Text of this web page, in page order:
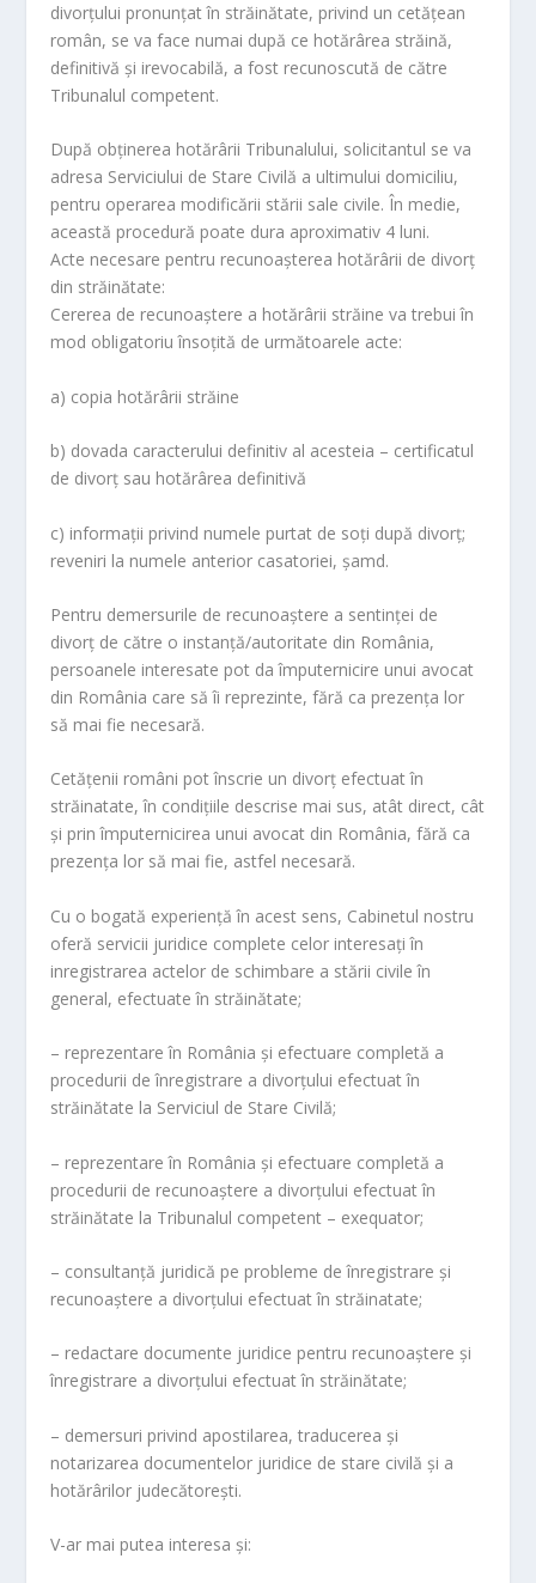
divorţului pronunţat în străinătate, privind un cetăţean
român, se va face numai după ce hotărârea străină,
definitivă şi irevocabilă, a fost recunoscută de către
Tribunalul competent.
După obţinerea hotărârii Tribunalului, solicitantul se va
adresa Serviciului de Stare Civilă a ultimului domiciliu,
pentru operarea modificării stării sale civile. În medie,
această procedură poate dura aproximativ 4 luni.
Acte necesare pentru recunoaşterea hotărârii de divorţ
din străinătate:
Cererea de recunoaştere a hotărârii străine va trebui în
mod obligatoriu însoţită de următoarele acte:
a) copia hotărârii străine
b) dovada caracterului definitiv al acesteia – certificatul
de divorţ sau hotărârea definitivă
c) informaţii privind numele purtat de soţi după divorţ;
reveniri la numele anterior casatoriei, şamd.
Pentru demersurile de recunoaştere a sentinţei de
divorţ de către o instanţă/autoritate din România,
persoanele interesate pot da împuternicire unui avocat
din România care să îi reprezinte, fără ca prezenţa lor
să mai fie necesară.
Cetăţenii români pot înscrie un divorţ efectuat în
străinatate, în condiţiile descrise mai sus, atât direct, cât
şi prin împuternicirea unui avocat din România, fără ca
prezenţa lor să mai fie, astfel necesară.
Cu o bogată experienţă în acest sens, Cabinetul nostru
oferă servicii juridice complete celor interesaţi în
inregistrarea actelor de schimbare a stării civile în
general, efectuate în străinătate;
– reprezentare în România şi efectuare completă a
procedurii de înregistrare a divorţului efectuat în
străinătate la Serviciul de Stare Civilă;
– reprezentare în România şi efectuare completă a
procedurii de recunoaştere a divorţului efectuat în
străinătate la Tribunalul competent – exequator;
– consultanţă juridică pe probleme de înregistrare şi
recunoaştere a divorţului efectuat în străinatate;
– redactare documente juridice pentru recunoaştere şi
înregistrare a divorţului efectuat în străinătate;
– demersuri privind apostilarea, traducerea şi
notarizarea documentelor juridice de stare civilă şi a
hotărârilor judecătoreşti.
V-ar mai putea interesa și: